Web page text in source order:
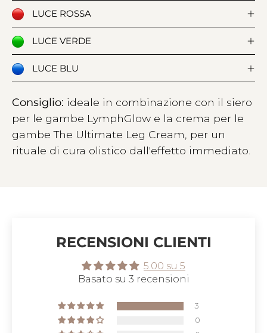
LUCE ROSSA
LUCE VERDE
LUCE BLU
Consiglio: ideale in combinazione con il siero
per le gambe LymphGlow e la crema per le
gambe The Ultimate Leg Cream, per un
rituale di cura olistico dall'effetto immediato.
RECENSIONI CLIENTI
5.00 su 5
Basato su 3 recensioni
3
0